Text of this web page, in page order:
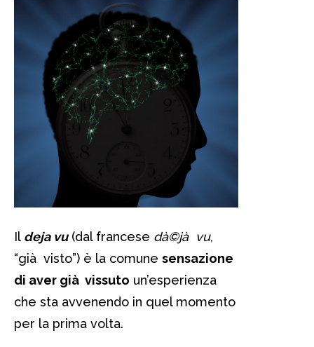
Il deja vu(dal francese dà©jà vu,
“già visto”) è la comune sensazione
di aver già vissuto un’esperienza
che sta avvenendo in quel momento
per la prima volta.